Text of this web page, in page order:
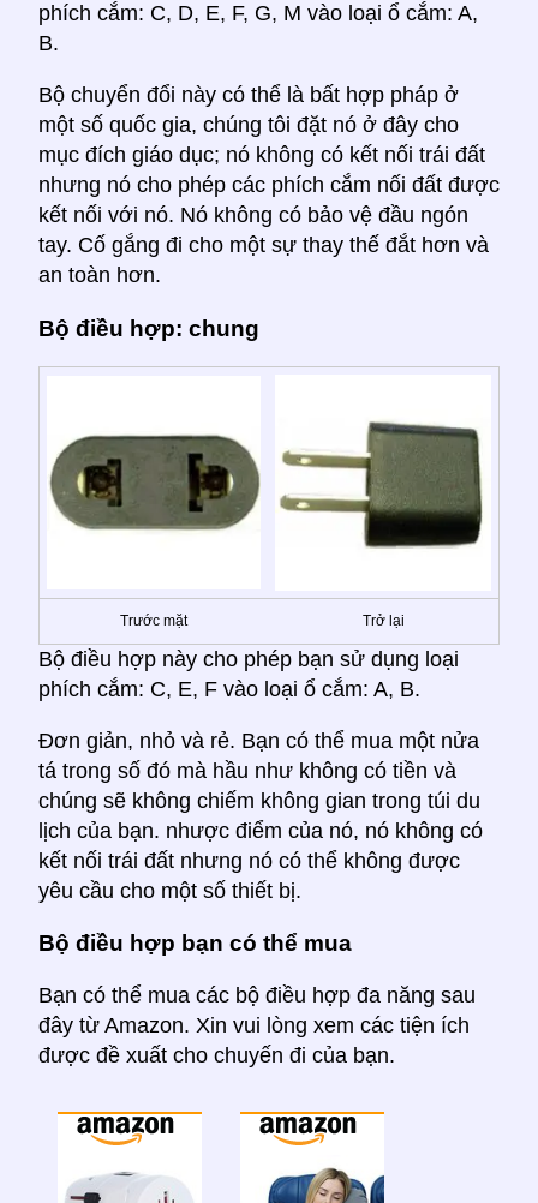
phích cắm: C, D, E, F, G, M vào loại ổ cắm: A,
B.
Bộ chuyển đổi này có thể là bất hợp pháp ở
một số quốc gia, chúng tôi đặt nó ở đây cho
mục đích giáo dục; nó không có kết nối trái đất
nhưng nó cho phép các phích cắm nối đất được
kết nối với nó. Nó không có bảo vệ đầu ngón
tay. Cố gắng đi cho một sự thay thế đắt hơn và
an toàn hơn.
Bộ điều hợp: chung
Trước mặt Trở lại
Bộ điều hợp này cho phép bạn sử dụng loại
phích cắm: C, E, F vào loại ổ cắm: A, B.
Đơn giản, nhỏ và rẻ. Bạn có thể mua một nửa
tá trong số đó mà hầu như không có tiền và
chúng sẽ không chiếm không gian trong túi du
lịch của bạn. nhược điểm của nó, nó không có
kết nối trái đất nhưng nó có thể không được
yêu cầu cho một số thiết bị.
Bộ điều hợp bạn có thể mua
Bạn có thể mua các bộ điều hợp đa năng sau
đây từ Amazon. Xin vui lòng xem các tiện ích
được đề xuất cho chuyến đi của bạn.